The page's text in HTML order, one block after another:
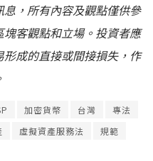
，所有內容及觀點僅供參
客觀點和立場。投資者應
成的直接或間接損失，作
加密貨幣 台灣
專法
虛擬資產服務法 規範